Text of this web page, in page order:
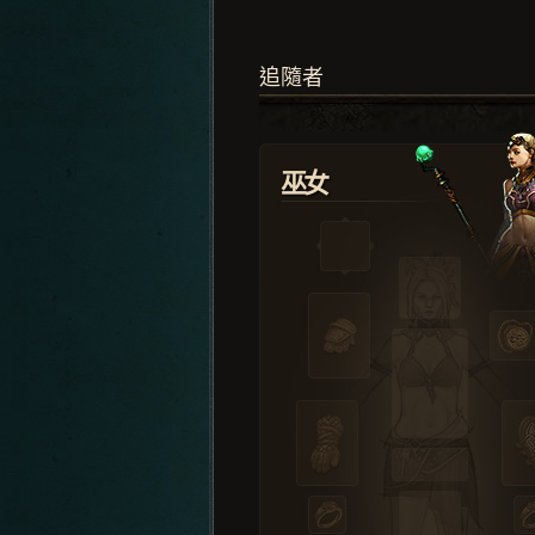
追隨者
巫女